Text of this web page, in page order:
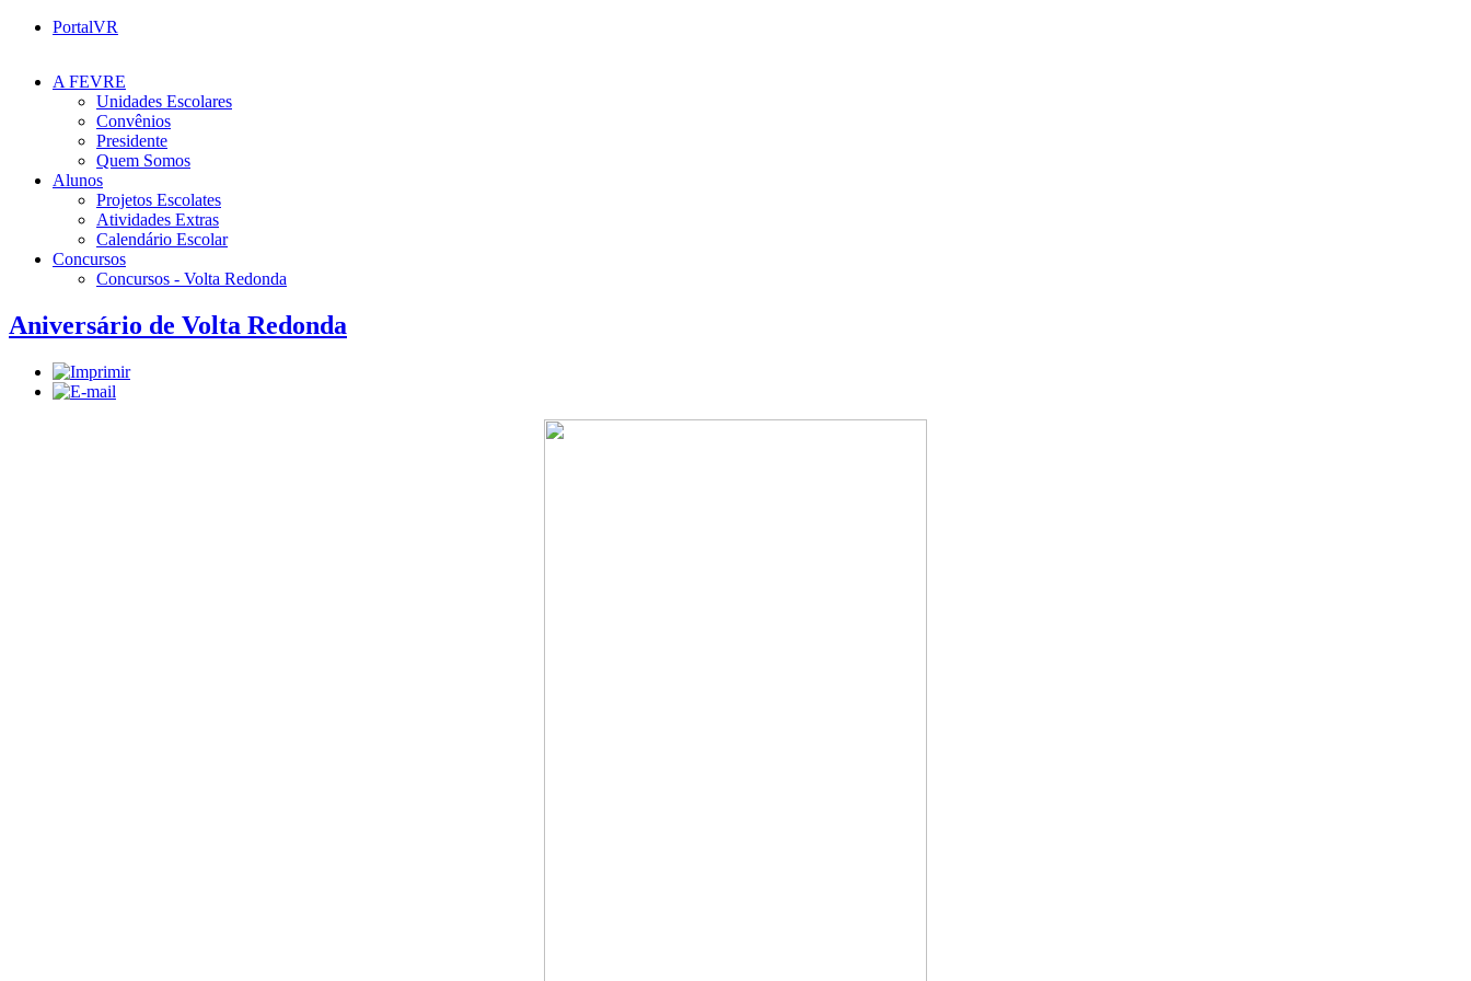
PortalVR
A FEVRE
Unidades Escolares
Convênios
Presidente
Quem Somos
Alunos
Projetos Escolates
Atividades Extras
Calendário Escolar
Concursos
Concursos - Volta Redonda
Aniversário de Volta Redonda